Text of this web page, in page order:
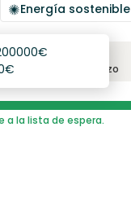
Energía sostenible
plazo
€
€
a la lista de espera.